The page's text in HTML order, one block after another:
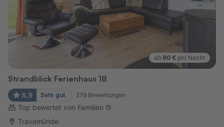
ab 90 € pro Nacht
Strandblick Ferienhaus 18
8,9 Sehr gut 279 Bewertungen
Top bewertet von Familien
Travemünde